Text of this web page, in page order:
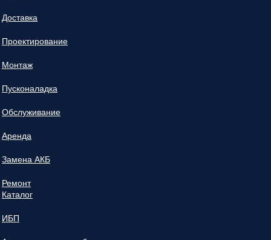
Доставка
Проектирование
Монтаж
Пусконаладка
Обслуживание
Аренда
Замена АКБ
Ремонт
Каталог
ИБП